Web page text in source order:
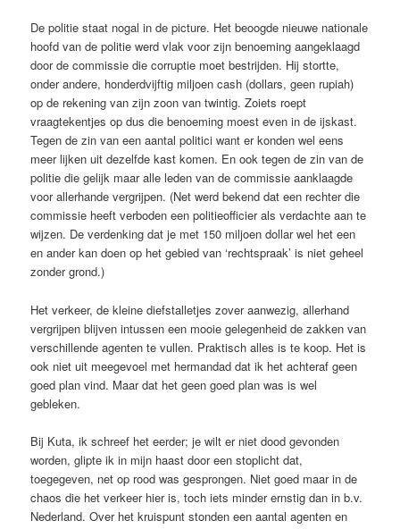
De politie staat nogal in de picture. Het beoogde nieuwe nationale
hoofd van de politie werd vlak voor zijn benoeming aangeklaagd
door de commissie die corruptie moet bestrijden. Hij stortte,
onder andere, honderdvijftig miljoen cash (dollars, geen rupiah)
op de rekening van zijn zoon van twintig. Zoiets roept
vraagtekentjes op dus die benoeming moest even in de ijskast.
Tegen de zin van een aantal politici want er konden wel eens
meer lijken uit dezelfde kast komen. En ook tegen de zin van de
politie die gelijk maar alle leden van de commissie aanklaagde
voor allerhande vergrijpen. (Net werd bekend dat een rechter die
commissie heeft verboden een politieofficier als verdachte aan te
wijzen. De verdenking dat je met 150 miljoen dollar wel het een
en ander kan doen op het gebied van ‘rechtspraak’ is niet geheel
zonder grond.)
Het verkeer, de kleine diefstalletjes zover aanwezig, allerhand
vergrijpen blijven intussen een mooie gelegenheid de zakken van
verschillende agenten te vullen. Praktisch alles is te koop. Het is
ook niet uit meegevoel met hermandad dat ik het achteraf geen
goed plan vind. Maar dat het geen goed plan was is wel
gebleken.
Bij Kuta, ik schreef het eerder; je wilt er niet dood gevonden
worden, glipte ik in mijn haast door een stoplicht dat,
toegegeven, net op rood was gesprongen. Niet goed maar in de
chaos die het verkeer hier is, toch iets minder ernstig dan in b.v.
Nederland. Over het kruispunt stonden een aantal agenten en